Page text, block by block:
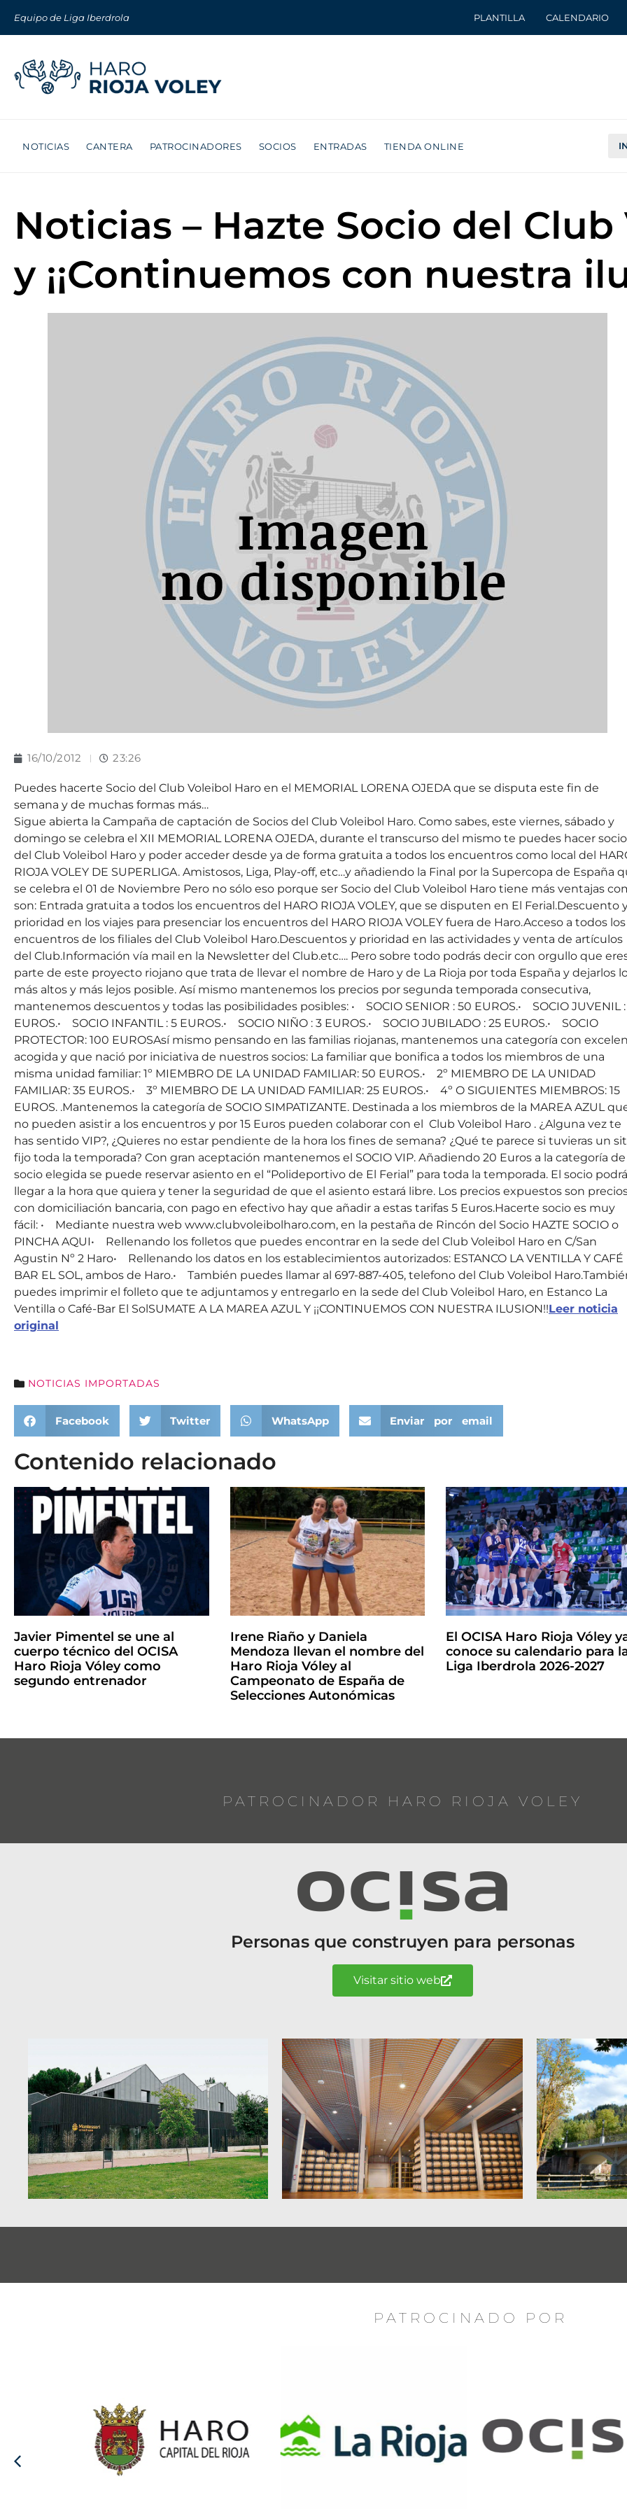
Equipo de Liga Iberdrola PLANTILLA CALENDARIO
NOTICIAS CANTERA PATROCINADORES SOCIOS ENTRADAS TIENDA ONLINE
Noticias – Hazte Socio del
y ¡¡Continuemos con nuestra
16/10/2012 23:26
Puedes hacerte Socio del Club Voleibol Haro en el MEMORIAL LORENA OJEDA que se disputa este fin de
semana y de muchas formas más…
Sigue abierta la Campaña de captación de Socios del Club Voleibol Haro. Como sabes, este viernes, sábado y
domingo se celebra el XII MEMORIAL LORENA OJEDA, durante el transcurso del mismo te puedes hacer socio
del Club Voleibol Haro y poder acceder desde ya de forma gratuita a todos los encuentros como local del
RIOJA VOLEY DE SUPERLIGA. Amistosos, Liga, Play-off, etc…y añadiendo la Final por la Supercopa de España
se celebra el 01 de Noviembre Pero no sólo eso porque ser Socio del Club Voleibol Haro tiene más ventajas
son: Entrada gratuita a todos los encuentros del HARO RIOJA VOLEY, que se disputen en El Ferial.Descuento
prioridad en los viajes para presenciar los encuentros del HARO RIOJA VOLEY fuera de Haro.Acceso a todos los
encuentros de los filiales del Club Voleibol Haro.Descuentos y prioridad en las actividades y venta de artículos
del Club.Información vía mail en la Newsletter del Club.etc…. Pero sobre todo podrás decir con orgullo que
parte de este proyecto riojano que trata de llevar el nombre de Haro y de La Rioja por toda España y dejarlos
más altos y más lejos posible. Así mismo mantenemos los precios por segunda temporada consecutiva,
mantenemos descuentos y todas las posibilidades posibles: • SOCIO SENIOR : 50 EUROS.• SOCIO JUVENIL :
EUROS.• SOCIO INFANTIL : 5 EUROS.• SOCIO NIÑO : 3 EUROS.• SOCIO JUBILADO : 25 EUROS.• SOCIO
PROTECTOR: 100 EUROSAsí mismo pensando en las familias riojanas, mantenemos una categoría con
acogida y que nació por iniciativa de nuestros socios: La familiar que bonifica a todos los miembros de una
misma unidad familiar: 1º MIEMBRO DE LA UNIDAD FAMILIAR: 50 EUROS.• 2º MIEMBRO DE LA UNIDAD
FAMILIAR: 35 EUROS.• 3º MIEMBRO DE LA UNIDAD FAMILIAR: 25 EUROS.• 4º O SIGUIENTES MIEMBROS: 15
EUROS. .Mantenemos la categoría de SOCIO SIMPATIZANTE. Destinada a los miembros de la MAREA AZUL
no pueden asistir a los encuentros y por 15 Euros pueden colaborar con el Club Voleibol Haro . ¿Alguna vez te
has sentido VIP?, ¿Quieres no estar pendiente de la hora los fines de semana? ¿Qué te parece si tuvieras un
fijo toda la temporada? Con gran aceptación mantenemos el SOCIO VIP. Añadiendo 20 Euros a la categoría de
socio elegida se puede reservar asiento en el “Polideportivo de El Ferial” para toda la temporada. El socio podrá
llegar a la hora que quiera y tener la seguridad de que el asiento estará libre. Los precios expuestos son
con domiciliación bancaria, con pago en efectivo hay que añadir a estas tarifas 5 Euros.Hacerte socio es muy
fácil: • Mediante nuestra web www.clubvoleibolharo.com, en la pestaña de Rincón del Socio HAZTE SOCIO o
PINCHA AQUI• Rellenando los folletos que puedes encontrar en la sede del Club Voleibol Haro en C/San
Agustin Nº 2 Haro• Rellenando los datos en los establecimientos autorizados: ESTANCO LA VENTILLA Y CAFÉ
BAR EL SOL, ambos de Haro.• También puedes llamar al 697-887-405, telefono del Club Voleibol
puedes imprimir el folleto que te adjuntamos y entregarlo en la sede del Club Voleibol Haro, en Estanco La
Ventilla o Café-Bar El SolSUMATE A LA MAREA AZUL Y ¡¡CONTINUEMOS CON NUESTRA ILUSION!!Leer noticia
original
NOTICIAS IMPORTADAS
Facebook Twitter WhatsApp Enviar por email
Contenido relacionado
Javier Pimentel se une al
cuerpo técnico del OCISA
Haro Rioja Vóley como
segundo entrenador
Irene Riaño y Daniela
Mendoza llevan el nombre del
Haro Rioja Vóley al
Campeonato de España de
Selecciones Autonómicas
El OCISA Haro Rioja Vóley
conoce su calendario para
Liga Iberdrola 2026-2027
PATROCINADOR HARO RIOJA VOLEY
Personas que construyen para personas
Visitar sitio web
PATROCINADO POR